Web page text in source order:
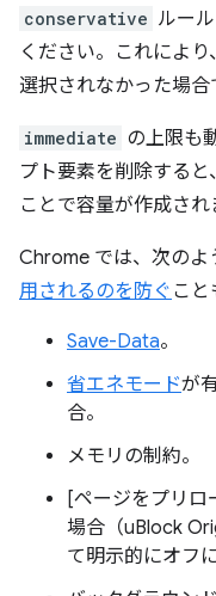
conservative ルー
ください。これによ
選択されなかった場合
immediate の上限も
プト要素を削除する
ことで容量が作成され
Chrome では、次のよ
用されるのを防ぐ こと
Save-Data。
省エネモードが
合。
メモリの制約。
[ページをプリロ
場合（uBlock
て明示的にオフ